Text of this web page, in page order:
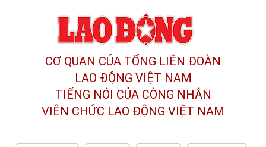
CƠ QUAN CỦA TỔNG LIÊN ĐOÀN
LAO ĐỘNG VIỆT NAM
TIẾNG NÓI CỦA CÔNG NHÂN
VIÊN CHỨC LAO ĐỘNG VIỆT NAM